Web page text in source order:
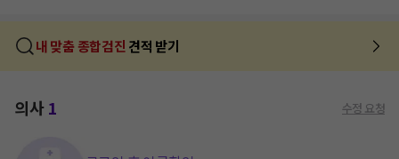
내 맞춤 종합검진 견적 받기
의사1 수정 요청